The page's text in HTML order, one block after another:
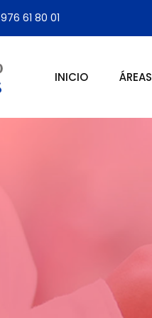
976 61 80 01
INICIO ÁREAS